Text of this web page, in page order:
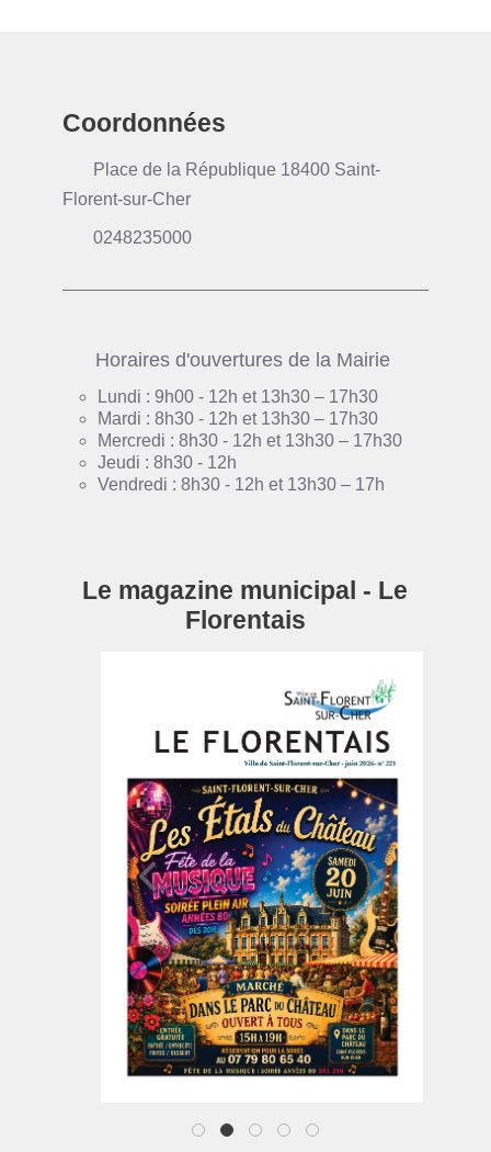
Coordonnées
Place de la République 18400 Saint-
Florent-sur-Cher
0248235000
Horaires d'ouvertures de la Mairie
Lundi : 9h00 - 12h et 13h30 – 17h30
Mardi : 8h30 - 12h et 13h30 – 17h30
Mercredi : 8h30 - 12h et 13h30 – 17h30
Jeudi : 8h30 - 12h
Vendredi : 8h30 - 12h et 13h30 – 17h
Le magazine municipal - Le
Florentais
1 2 3 4 5